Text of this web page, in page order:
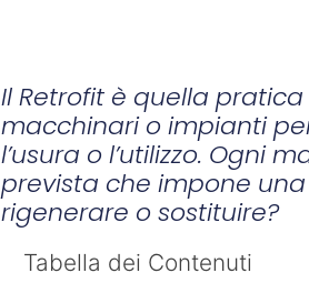
Il Retrofit è quella
macchinari o impianti
l’usura o l’utilizzo. Ogni
prevista che impone
rigenerare o sostituire?
Tabella dei Contenuti